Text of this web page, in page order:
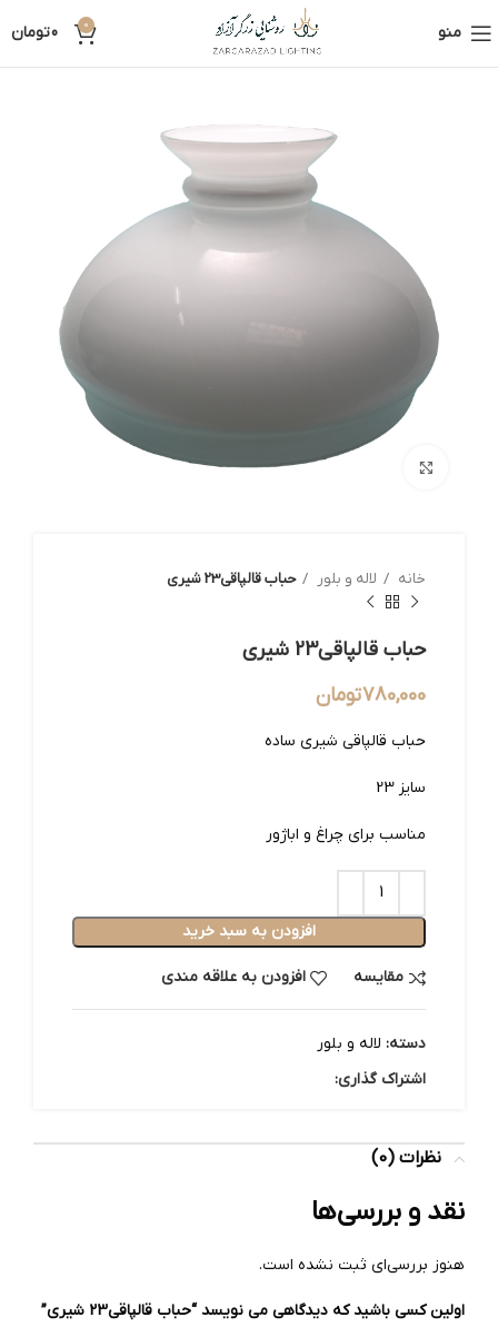
منو 0
0تومان
بزرگنمایی تصویر
خانه لاله و بلور حباب قالپاقی23 شیری
حباب قالپاقی23 شیری
780,000تومان
حباب قالپاقی شیری ساده
سایز 23
مناسب برای چراغ و اباژور
افزودن به سبد خرید
مقایسه افزودن به علاقه مندی
دسته: لاله و بلور
اشتراک گذاری:
نظرات (0)
نقد و بررسی‌ها
هنوز بررسی‌ای ثبت نشده است.
اولین کسی باشید که دیدگاهی می نویسد “حباب قالپاقی23 شیری”